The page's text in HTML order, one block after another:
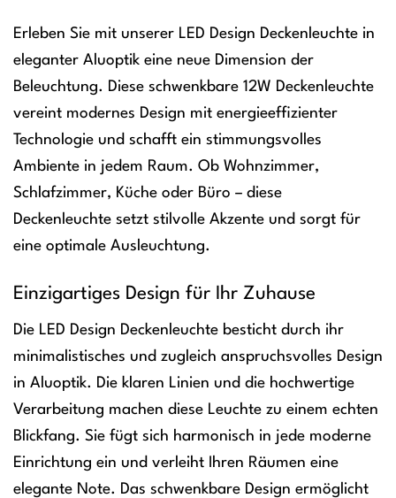
Erleben Sie mit unserer LED Design Deckenleuchte in
eleganter Aluoptik eine neue Dimension der
Beleuchtung. Diese schwenkbare 12W Deckenleuchte
vereint modernes Design mit energieeffizienter
Technologie und schafft ein stimmungsvolles
Ambiente in jedem Raum. Ob Wohnzimmer,
Schlafzimmer, Küche oder Büro – diese
Deckenleuchte setzt stilvolle Akzente und sorgt für
eine optimale Ausleuchtung.
Einzigartiges Design für Ihr Zuhause
Die LED Design Deckenleuchte besticht durch ihr
minimalistisches und zugleich anspruchsvolles Design
in Aluoptik. Die klaren Linien und die hochwertige
Verarbeitung machen diese Leuchte zu einem echten
Blickfang. Sie fügt sich harmonisch in jede moderne
Einrichtung ein und verleiht Ihren Räumen eine
elegante Note. Das schwenkbare Design ermöglicht